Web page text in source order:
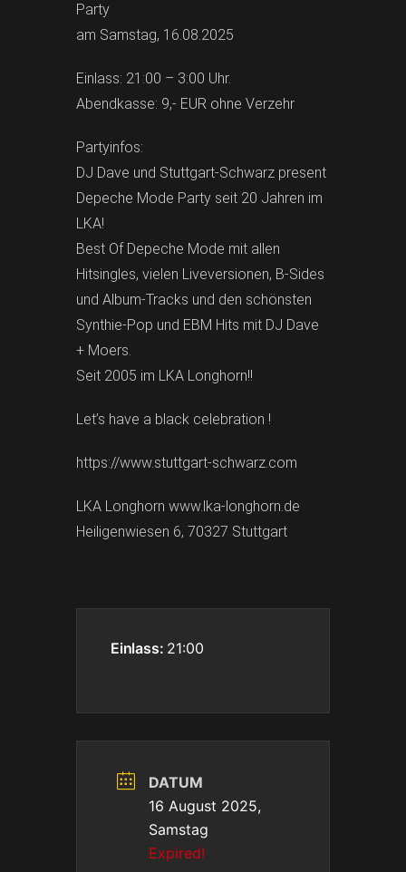
Party
am Samstag, 16.08.2025
Einlass: 21:00 – 3:00 Uhr.
Abendkasse: 9,- EUR ohne Verzehr
Partyinfos:
DJ Dave und Stuttgart-Schwarz present
Depeche Mode Party seit 20 Jahren im
LKA!
Best Of Depeche Mode mit allen
Hitsingles, vielen Liveversionen, B-Sides
und Album-Tracks und den schönsten
Synthie-Pop und EBM Hits mit DJ Dave
+ Moers.
Seit 2005 im LKA Longhorn!!
Let’s have a black celebration !
https://www.stuttgart-schwarz.com
LKA Longhorn www.lka-longhorn.de
Heiligenwiesen 6, 70327 Stuttgart
Einlass: 21:00
DATUM
16 August 2025,
Samstag
Expired!